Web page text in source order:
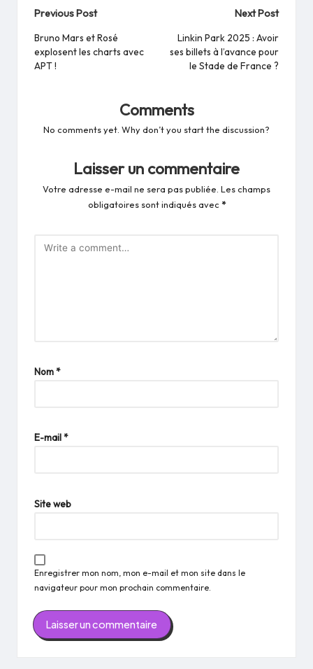
Post
navigation
Previous Post
Bruno Mars et Rosé
explosent les charts avec
APT !
Next Post
Linkin Park 2025 : Avoir
ses billets à l’avance pour
le Stade de France ?
Comments
No comments yet. Why don’t you start the discussion?
Laisser un commentaire
Votre adresse e-mail ne sera pas publiée. Les champs
obligatoires sont indiqués avec *
Nom*
E-mail*
Site web
Enregistrer mon nom, mon e-mail et mon site dans le
navigateur pour mon prochain commentaire.